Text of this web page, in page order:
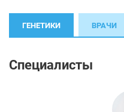
ГЕНЕТИКИ ВРАЧИ
Специалисты